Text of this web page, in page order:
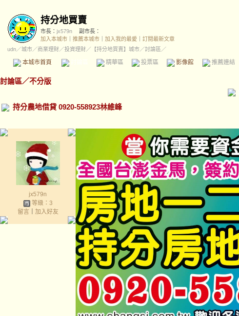
持分地買賣
市長： jx579n
副市長：
加入本城市
推薦本城市 加入我的最愛
訂閱最新文章
udn／城市／商業理財／投資理財／ 【持分地買賣】城市／討論區／
本城市首頁 精華區 投票區 影像館 推薦連結
討論區／不分版
持分農地借貸 0920-558923林維峰
jx579n
等級：3
留言｜ 加入好友